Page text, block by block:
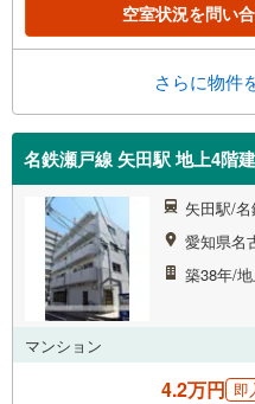
空室状況を問い
さらに物件
名鉄瀬戸線 矢田駅 地上4階
矢田駅/
愛知県名
築38年/
マンション
4.2万円 即